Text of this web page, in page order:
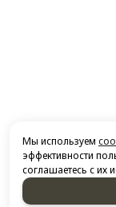
Мы используем
эффективности
соглашаетесь с их